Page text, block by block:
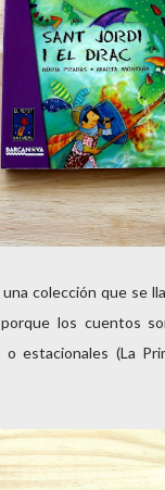
colección que se
los cuentos
estacionales (La